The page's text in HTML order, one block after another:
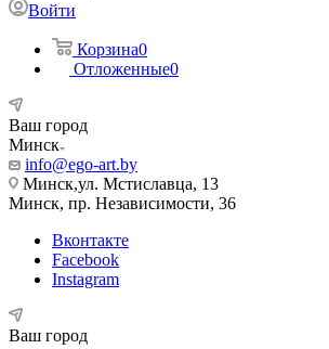
Войти
Корзина0
Отложенные0
Ваш город
Минск
info@ego-art.by
Минск,ул. Мстиславца, 13
Минск, пр. Независимости, 36
Вконтакте
Facebook
Instagram
Ваш город